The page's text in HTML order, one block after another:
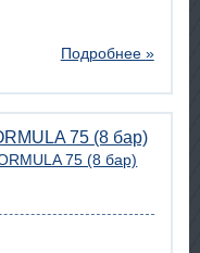
Подробнее »
75 (8 бар)